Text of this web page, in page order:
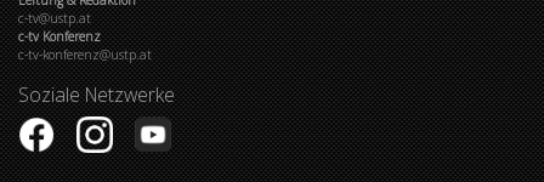
c-tv@ustp.at
c-tv Konferenz
c-tv-konferenz@ustp.at
Soziale Netzwerke